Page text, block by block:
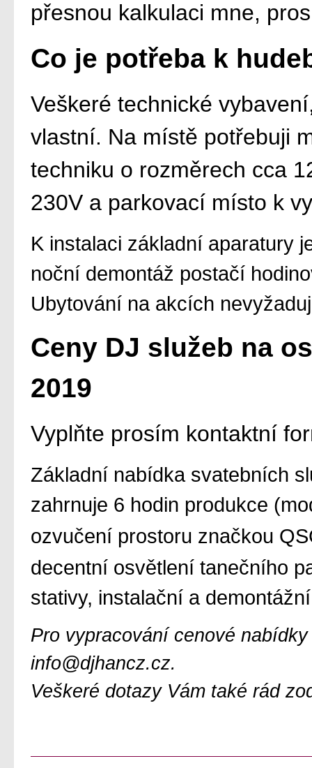
přesnou kalkulaci mne,
Co je potřeba k
Veškeré technické
vlastní. Na místě potřebuji
techniku o rozměrech cca
230V a parkovací místo k
K instalaci základní aparatury
noční demontáž postačí
Ubytování na akcích
Ceny DJ služeb na
2019
Vyplňte prosím kontaktní
Základní nabídka svatebních
zahrnuje 6 hodin produkce
ozvučení prostoru značkou
decentní osvětlení tanečního
stativy, instalační a
Pro vypracování cenové
info@djhancz.cz.
Veškeré dotazy Vám také rád